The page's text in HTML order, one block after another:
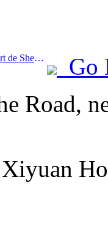
Prev:Le trafic passagers de l'aéroport de Shenzhen a dépassé les 3 millions cette année, établissant un nouveau record pour la même période.
Go
Road,